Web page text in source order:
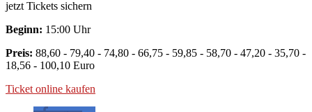
jetzt Tickets sichern
Beginn: 15:00 Uhr
Preis: 88,60 - 79,40 - 74,80 - 66,75 - 59,85 - 58,70 - 47,20 - 35,70 -
18,56 - 100,10 Euro
Ticket online kaufen